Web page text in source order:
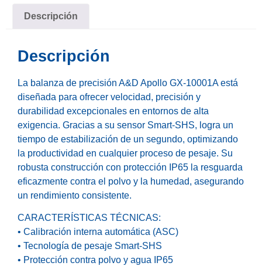
Descripción
Descripción
La balanza de precisión A&D Apollo GX-10001A está
diseñada para ofrecer velocidad, precisión y
durabilidad excepcionales en entornos de alta
exigencia. Gracias a su sensor Smart-SHS, logra un
tiempo de estabilización de un segundo, optimizando
la productividad en cualquier proceso de pesaje. Su
robusta construcción con protección IP65 la resguarda
eficazmente contra el polvo y la humedad, asegurando
un rendimiento consistente.
CARACTERÍSTICAS TÉCNICAS:
• Calibración interna automática (ASC)
• Tecnología de pesaje Smart-SHS
• Protección contra polvo y agua IP65